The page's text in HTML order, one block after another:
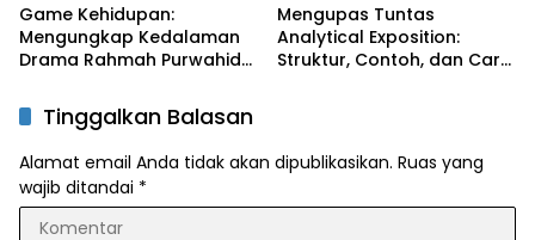
Game Kehidupan:
Mengungkap Kedalaman
Drama Rahmah Purwahida
Mengupas Tuntas
Analytical Exposition:
Struktur, Contoh, dan Cara
Tinggalkan Balasan
Alamat email Anda tidak akan dipublikasikan. Ruas yang
wajib ditandai *